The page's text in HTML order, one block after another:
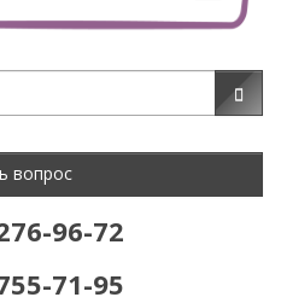
вопрос
96-72
71-95